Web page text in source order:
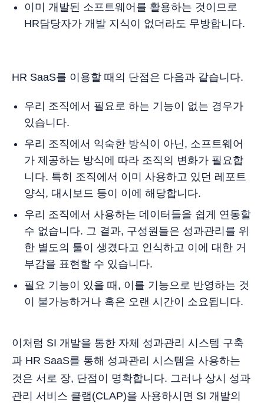
이미 개발된 소프트웨어를 활용하는 것이므로
HR담당자가 개발 지식이 없더라도 무방합니다.
HR SaaS를 이용할 때의 단점은 다음과 같습니다.
우리 조직에서 필요로 하는 기능이 없는 경우가
있습니다.
우리 조직에서 익숙한 방식이 아닌, 소프트웨어
가 제공하는 방식에 따라 조직의 변화가 필요합
니다. 특히 조직에서 이미 사용하고 있던 레포트
양식, 대시보드 등이 이에 해당합니다.
우리 조직에서 사용하는 데이터들을 쉽게 연동할
수 없습니다. 그 결과, 구성원들은 성과관리를 위
한 별도의 툴이 생겼다고 인식하고 이에 대한 거
부감을 표현할 수 있습니다.
필요 기능이 있을 때, 이를 기능으로 반영하는 것
이 불가능하거나 혹은 오랜 시간이 소요됩니다.
이처럼 SI 개발을 통한 자체 성과관리 시스템 구축
과 HR SaaS를 통해 성과관리 시스템을 사용하는
것은 서로 장, 단점이 명확합니다. 그러나 상시 성과
관리 서비스 클랩(CLAP)을 사용하시면 SI 개발의